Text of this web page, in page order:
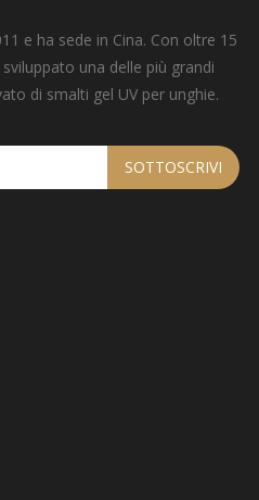
e ha sede in Cina. Con oltre 15
una delle più grandi
di smalti gel UV per unghie.
SOTTOSCRIVI